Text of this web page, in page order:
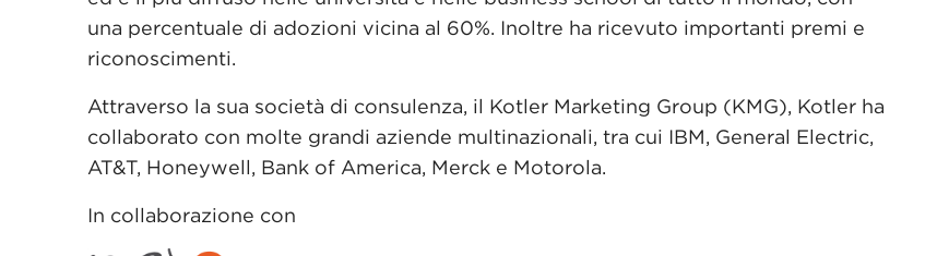
una percentuale di adozioni vicina al 60%. Inoltre ha ricevuto importanti premi e
riconoscimenti.
Attraverso la sua società di consulenza, il Kotler Marketing Group (KMG), Kotler ha
collaborato con molte grandi aziende multinazionali, tra cui IBM, General Electric,
AT&T, Honeywell, Bank of America, Merck e Motorola.
In collaborazione con